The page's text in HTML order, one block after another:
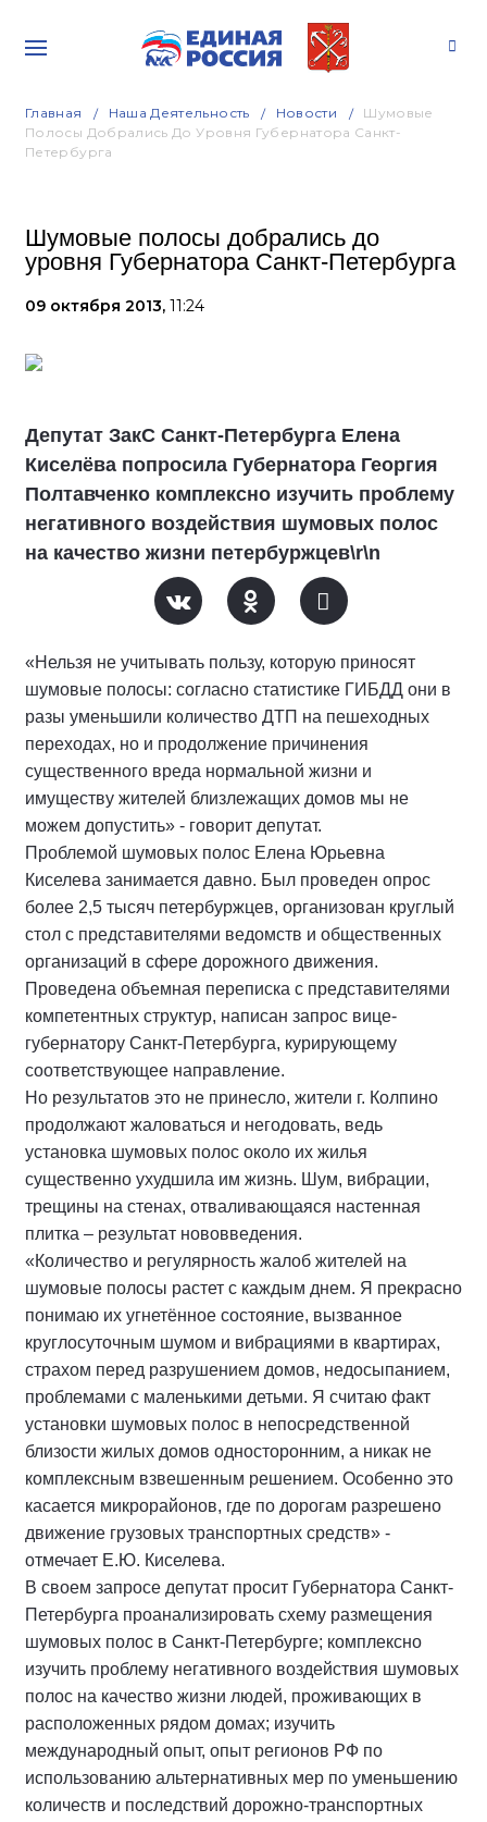
Главная Наша Деятельность Новости
Шумовые
Полосы Добрались До Уровня Губернатора Санкт-
Петербурга
Шумовые полосы добрались до
уровня Губернатора Санкт-Петербурга
09 октября 2013, 11:24
Депутат ЗакС Санкт-Петербурга Елена
Киселёва попросила Губернатора Георгия
Полтавченко комплексно изучить проблему
негативного воздействия шумовых полос
на качество жизни петербуржцев\r\n
«Нельзя не учитывать пользу, которую приносят
шумовые полосы: согласно статистике ГИБДД они в
разы уменьшили количество ДТП на пешеходных
переходах, но и продолжение причинения
существенного вреда нормальной жизни и
имуществу жителей близлежащих домов мы не
можем допустить» - говорит депутат.
Проблемой шумовых полос Елена Юрьевна
Киселева занимается давно. Был проведен опрос
более 2,5 тысяч петербуржцев, организован круглый
стол с представителями ведомств и общественных
организаций в сфере дорожного движения.
Проведена объемная переписка с представителями
компетентных структур, написан запрос вице-
губернатору Санкт-Петербурга, курирующему
соответствующее направление.
Но результатов это не принесло, жители г. Колпино
продолжают жаловаться и негодовать, ведь
установка шумовых полос около их жилья
существенно ухудшила им жизнь. Шум, вибрации,
трещины на стенах, отваливающаяся настенная
плитка – результат нововведения.
«Количество и регулярность жалоб жителей на
шумовые полосы растет с каждым днем. Я прекрасно
понимаю их угнетённое состояние, вызванное
круглосуточным шумом и вибрациями в квартирах,
страхом перед разрушением домов, недосыпанием,
проблемами с маленькими детьми. Я считаю факт
установки шумовых полос в непосредственной
близости жилых домов односторонним, а никак не
комплексным взвешенным решением. Особенно это
касается микрорайонов, где по дорогам разрешено
движение грузовых транспортных средств» -
отмечает Е.Ю. Киселева.
В своем запросе депутат просит Губернатора Санкт-
Петербурга проанализировать схему размещения
шумовых полос в Санкт-Петербурге; комплексно
изучить проблему негативного воздействия шумовых
полос на качество жизни людей, проживающих в
расположенных рядом домах; изучить
международный опыт, опыт регионов РФ по
использованию альтернативных мер по уменьшению
количеств и последствий дорожно-транспортных